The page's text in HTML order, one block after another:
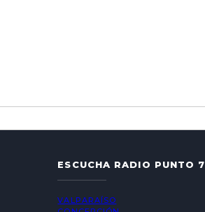
ESCUCHA RADIO PUNTO 7
VALPARAÍSO